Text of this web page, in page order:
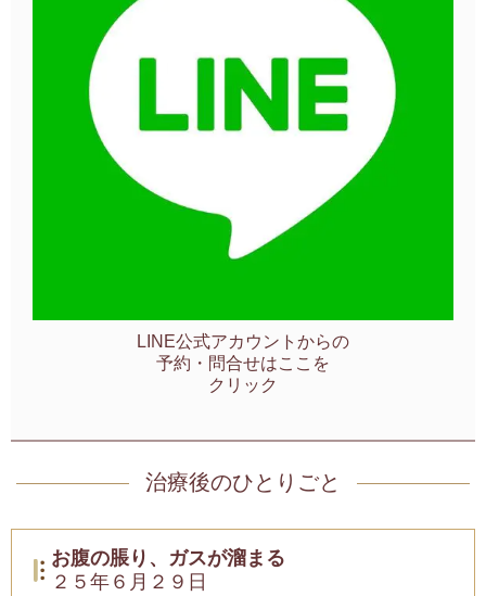
LINE公式アカウントからの
予約・問合せはここを
クリック
治療後のひとりごと
お腹の脹り、ガスが溜まる
２５年６月２９日